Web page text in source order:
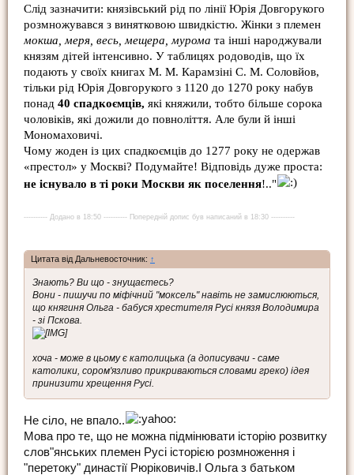
Слід зазначити: князівський рід по лінії Юрія Довгорукого
розмножувався з винятковою швидкістю. Жінки з племен
мокша, меря, весь, мещера, мурома та інші народжували
князям дітей інтенсивно. У таблицях родоводів, що їх
подають у своїх книгах М. М. Карамзіні С. М. Соловйов,
тільки рід Юрія Довгорукого з 1120 до 1270 року набув
понад 40 спадкоємців, які княжили, тобто більше сорока
чоловіків, які дожили до повноліття. Але були й інші
Мономаховичі.
Чому жоден із цих спадкоємців до 1277 року не одержав
«престол» у Москві? Подумайте! Відповідь дуже проста:
не існувало в ті роки Москви як поселення!.."
---------- Додано в 18:50 ---------- Попередній допис був написаний в 18:30 ----------
Цитата від Дальневосточник: ↑
Знають? Ви що - знущаєтесь?
Вони - пишучи по міфічний "моксель" навіть не замислюються,
що княгиня Ольга - бабуся хрестителя Русі князя Володимира
- зі Пскова.
хоча - може в цьому є католицька (а дописувачи - саме
католики, сором'язливо прикриваються словами греко) ідея
принизити хрещення Русі.
Не сіло, не впало..
Мова про те, що не можна підмінювати історію розвитку
слов"янських племен Русі історією розмноження і
"перетоку" династії Рюріковичів.І Ольга з батьком